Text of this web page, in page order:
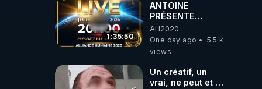
1:35:50
ANTOINE
PRÉSENTE
AH2020 LE LIVE
20H ***DU
06/08/2026***
AH2020
One day ago
5.5 k
views
Un créatif, un
vrai, ne peut et ne